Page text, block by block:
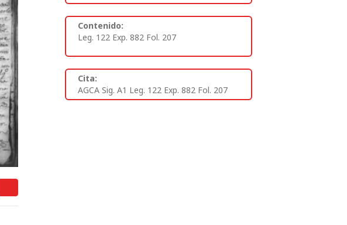
Contenido:
Leg. 122 Exp. 882 Fol. 207
Cita:
AGCA Sig. A1 Leg. 122 Exp. 882 Fol. 207